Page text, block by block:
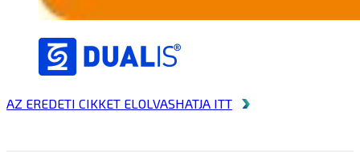
AZ EREDETI CIKKET ELOLVASHATJA ITT